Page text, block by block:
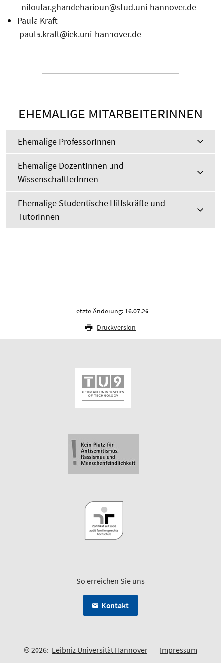
niloufar.ghandeharioun@stud.uni-hannover.de
Paula Kraft
paula.kraft@iek.uni-hannover.de
EHEMALIGE MITARBEITERINNEN
Ehemalige ProfessorInnen
Ehemalige DozentInnen und
WissenschaftlerInnen
Ehemalige Studentische Hilfskräfte und
TutorInnen
Letzte Änderung: 16.07.26
Druckversion
So erreichen Sie uns
Kontakt
© 2026: Leibniz Universität Hannover
Impressum